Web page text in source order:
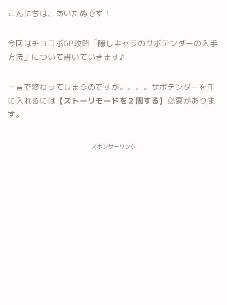
こんにちは、あいたぬです！
今回はチョコボGP攻略「隠しキャラのサボテンダーの入手
方法」について書いていきます♪
一言で終わってしまうのですが。。。。サボテンダーを手
に入れるには 【ストーリモードを２周する】 必要がありま
す。
スポンサーリンク